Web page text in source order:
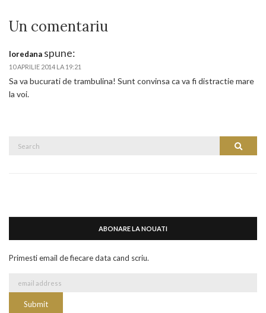
Un comentariu
loredana spune:
10 APRILIE 2014 LA 19:21
Sa va bucurati de trambulina! Sunt convinsa ca va fi distractie mare
la voi.
Search
ABONARE LA NOUATI
Primesti email de fiecare data cand scriu.